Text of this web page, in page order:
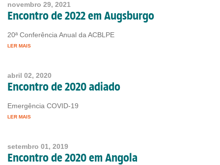
novembro 29, 2021
Encontro de 2022 em Augsburgo
20ª Conferência Anual da ACBLPE
LER MAIS
abril 02, 2020
Encontro de 2020 adiado
Emergência COVID-19
LER MAIS
setembro 01, 2019
Encontro de 2020 em Angola